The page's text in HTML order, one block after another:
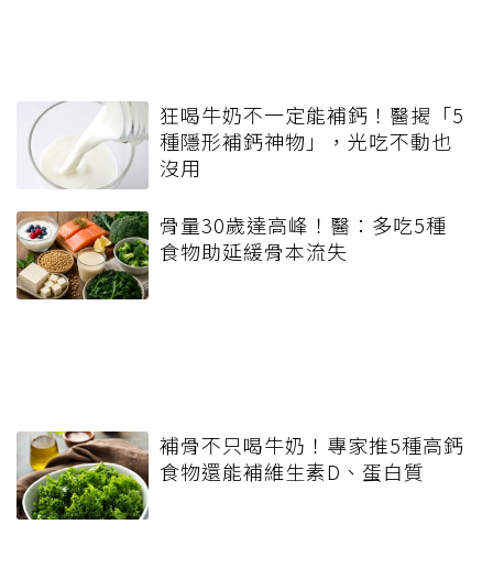
狂喝牛奶不一定能補鈣！醫揭「5
種隱形補鈣神物」，光吃不動也
沒用
骨量30歲達高峰！醫：多吃5種
食物助延緩骨本流失
補骨不只喝牛奶！專家推5種高鈣
食物還能補維生素D、蛋白質